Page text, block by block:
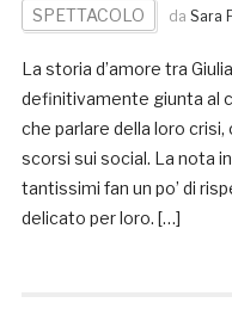
SPETTACOLO da Sara
La storia d’amore tra
definitivamente giunta al
che parlare della loro
scorsi sui social. La nota
tantissimi fan un po’ di
delicato per loro. […]